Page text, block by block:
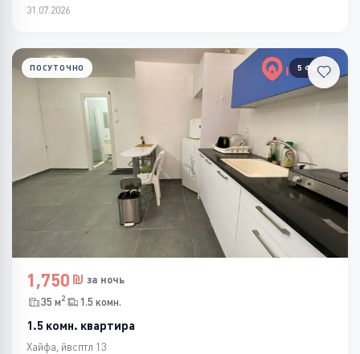
31.07.2026
5 ФОТО
ПОСУТОЧНО
1,750
за ночь
35 м2 1.5 комн.
1.5 комн. квартира
Хайфа, йвсптл 13